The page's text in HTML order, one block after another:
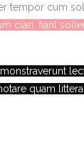
tempor cum
clari, fiant
quam